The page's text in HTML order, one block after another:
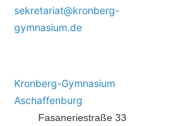
sekretariat@kronberg-
gymnasium.de
Kronberg-Gymnasium
Aschaffenburg
Fasaneriestraße 33